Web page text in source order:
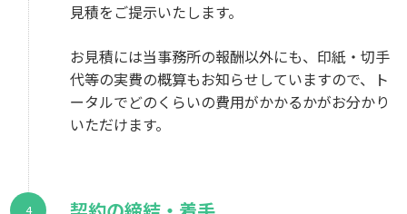
見積をご提示いたします。
お見積には当事務所の報酬以外にも、印紙・切手
代等の実費の概算もお知らせしていますので、ト
ータルでどのくらいの費用がかかるかがお分かり
いただけます。